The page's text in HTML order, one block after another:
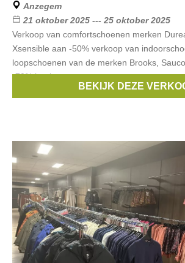
Anzegem
21 oktober 2025 --- 25 oktober 2025
Verkoop van comfortschoenen merken
Xsensible aan -50% verkoop van
loopschoenen van de merken Brooks,
-70% korting.
durea,Gijs,hassia,footnotes
BEKIJK DEZE